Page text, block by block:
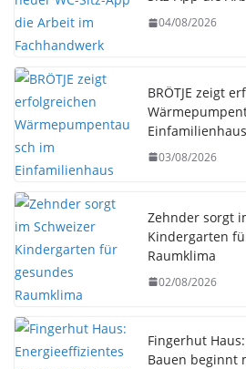
04/08/2026
BRÖTJE zeigt
Einfamilienhaus
03/08/2026
Zehnder sorgt
Kindergarten
Raumklima
02/08/2026
Fingerhut
Bauen beginnt